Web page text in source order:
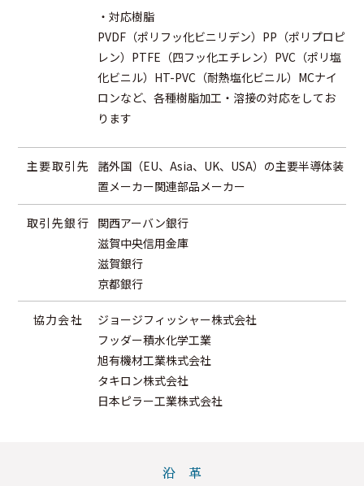
・対応樹脂
PVDF（ポリフッ化ビニリデン）PP（ポリプロピ
レン）PTFE（四フッ化エチレン）PVC（ポリ塩
化ビニル）HT-PVC（耐熱塩化ビニル）MCナイ
ロンなど、各種樹脂加工・溶接の対応をしてお
ります
主要取引先
諸外国（EU、Asia、UK、USA）の主要半導体装
置メーカー関連部品メーカー
取引先銀行 関西アーバン銀行
滋賀中央信用金庫
滋賀銀行
京都銀行
協力会社
ジョージフィッシャー株式会社
フッダー積水化学工業
旭有機材工業株式会社
タキロン株式会社
日本ピラー工業株式会社
沿 革